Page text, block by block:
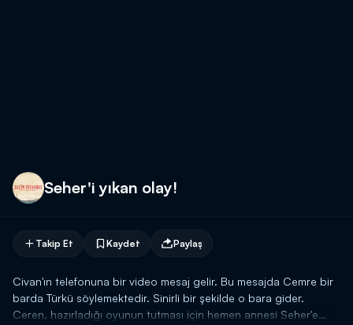
Seher'i yıkan olay!
Takip Et Kaydet Paylaş
Civan'ın telefonuna bir video mesaj gelir. Bu mesajda Cemre bir
barda Türkü söylemektedir. Sinirli bir şekilde o bara gider.
Ceren, hazırladığı oyunun tutması için hemen annesi Seher'e